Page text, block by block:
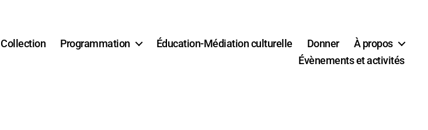
Collection Programmation Éducation-Médiation culturelle Donner
À propos
Évènements et activités